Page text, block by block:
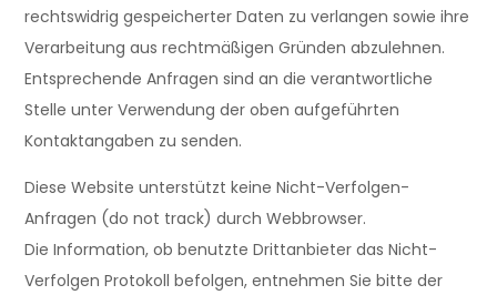
rechtswidrig gespeicherter Daten zu verlangen sowie ihre
Verarbeitung aus rechtmäßigen Gründen abzulehnen.
Entsprechende Anfragen sind an die verantwortliche
Stelle unter Verwendung der oben aufgeführten
Kontaktangaben zu senden.
Diese Website unterstützt keine Nicht-Verfolgen-
Anfragen (do not track) durch Webbrowser.
Die Information, ob benutzte Drittanbieter das Nicht-
Verfolgen Protokoll befolgen, entnehmen Sie bitte der